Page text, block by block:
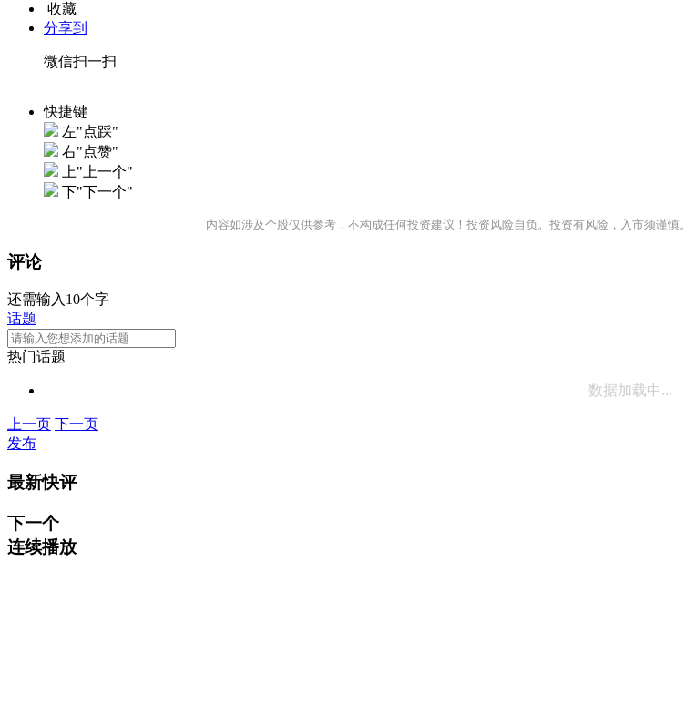
收藏
分享到
微信扫一扫
快捷键
左"点踩"
右"点赞"
上"上一个"
下"下一个"
内容如涉及个股仅供参考，不构成任何投资建议！投资风险自负。投资有风险，入市须谨慎。
评论
还需输入10个字
话题
热门话题
数据加载中...
上一页 下一页
发布
最新快评
下一个
连续播放